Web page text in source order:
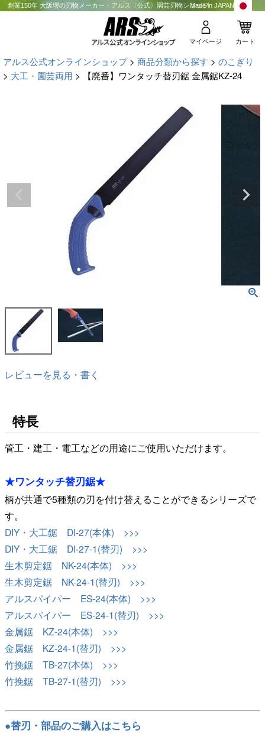
創業150年 大阪堺の刃物メーカー・アルス〈公式〉園芸刃物ショップMade in JAPAN
マイページ カート
アルス公式オンラインショップ 商品分類から探す
のこぎり
大工・園芸両用
【廃番】ワンタッチ替刃鋸 金属鋸KZ-24
レビューを見る・書く
特長
管工・建工・電工などの用途にご使用いただけます。
★ワンタッチ替刃鋸★
柄が共通で5種類の刃を付け替えることができるシリーズで
す。
DIY・大工鋸 DI-27(本体) >>>
DIY・大工鋸 DI-27-1(替刃) >>>
生木剪定鋸 NK-24(本体) >>>
生木剪定鋸 NK-24-1(替刃) >>>
アルスパイパー ES-24(本体) >>>
アルスパイパー ES-24-1(替刃) >>>
金属鋸 KZ-24(本体) >>>
金属鋸 KZ-24-1(替刃) >>>
竹挽鋸 TB-27(本体) >>>
竹挽鋸 TB-27-1(替刃) >>>
●替刃・部品のご購入はこちら